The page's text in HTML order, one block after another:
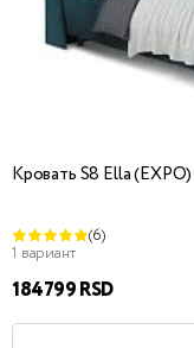
Кровать S8 Ella (EXPO)
(6)
1 вариант
184799 RSD